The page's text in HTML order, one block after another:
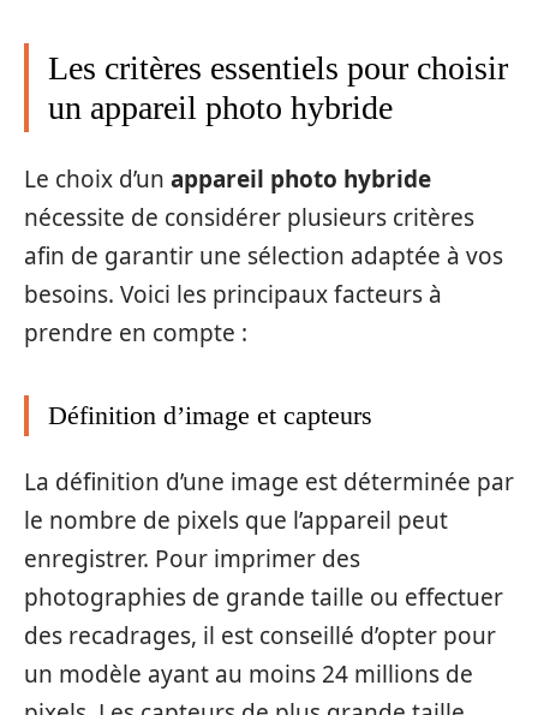
Les critères essentiels pour choisir
un appareil photo hybride
Le choix d’un appareil photo hybride
nécessite de considérer plusieurs critères
afin de garantir une sélection adaptée à vos
besoins. Voici les principaux facteurs à
prendre en compte :
Définition d’image et capteurs
La définition d’une image est déterminée par
le nombre de pixels que l’appareil peut
enregistrer. Pour imprimer des
photographies de grande taille ou effectuer
des recadrages, il est conseillé d’opter pour
un modèle ayant au moins 24 millions de